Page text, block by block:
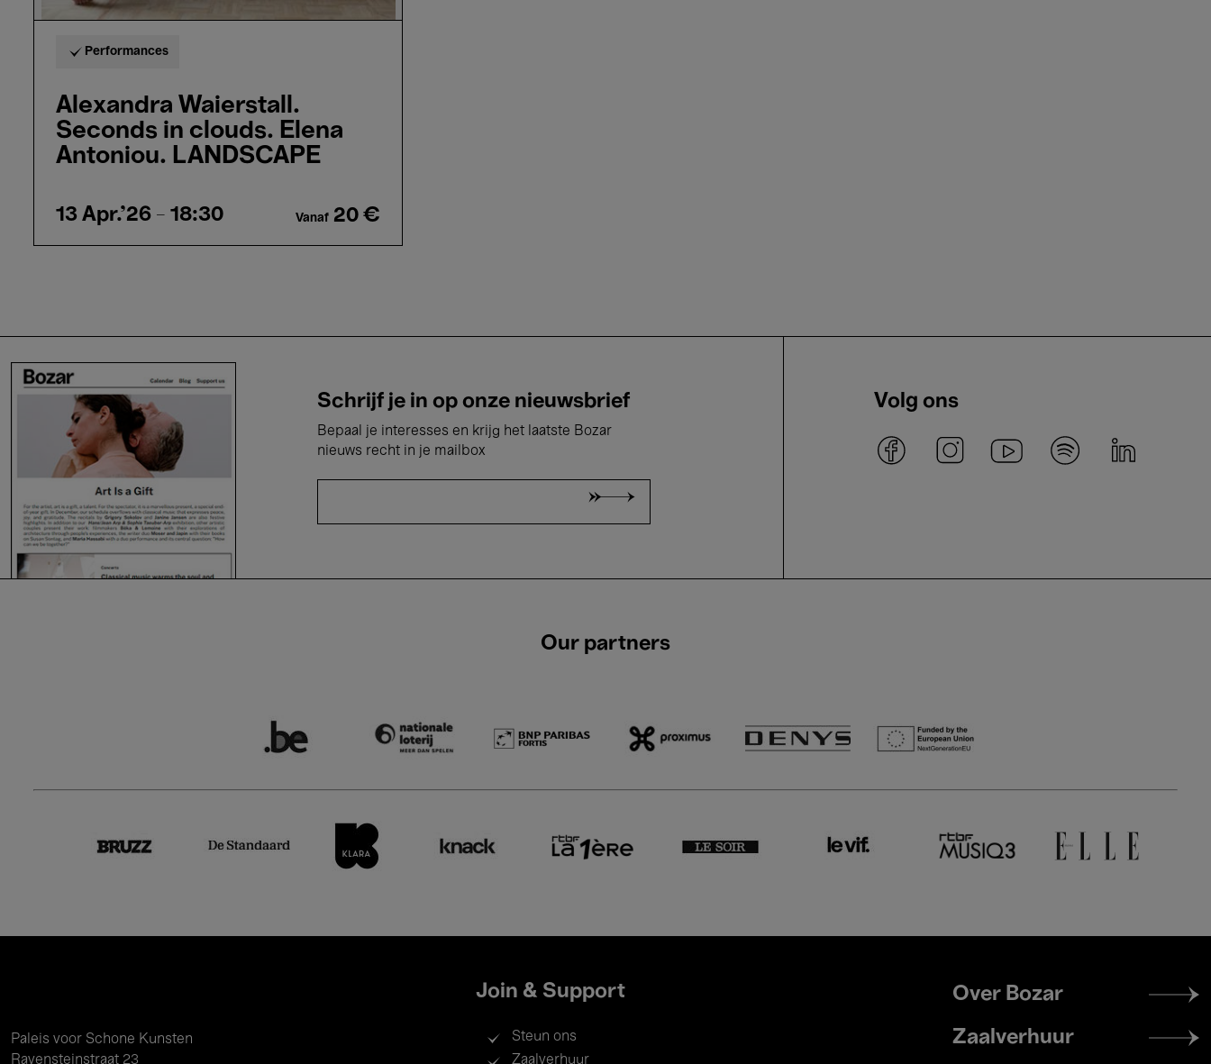
Performances
Alexandra Waierstall.
Seconds in clouds. Elena
Antoniou. LANDSCAPE
13 Apr.'26 - 18:30 Vanaf 20 €
Schrijf je in op onze nieuwsbrief
Bepaal je interesses en krijg het laatste Bozar
nieuws recht in je mailbox
Volg ons
Our partners
Paleis voor Schone Kunsten
Ravensteinstraat 23
Join & Support
Steun ons
Zaalverhuur
Footer
menu
Over Bozar
Zaalverhuur